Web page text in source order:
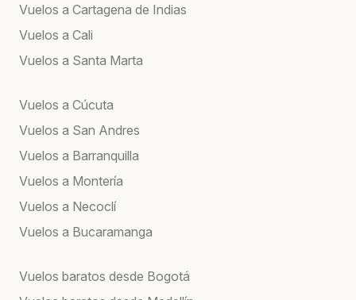
Vuelos a Cartagena de Indias
Vuelos a Cali
Vuelos a Santa Marta
Vuelos a Cúcuta
Vuelos a San Andres
Vuelos a Barranquilla
Vuelos a Montería
Vuelos a Necoclí
Vuelos a Bucaramanga
Vuelos baratos desde Bogotá